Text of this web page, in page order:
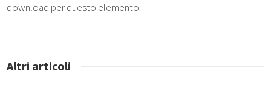
download per questo elemento.
Altri articoli